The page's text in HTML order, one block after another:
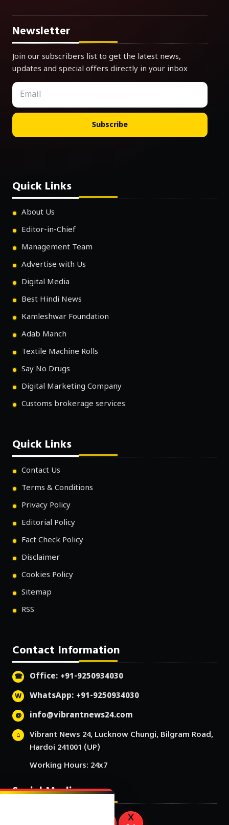
Newsletter
Join our subscribers list to get the latest news,
updates and special offers directly in your inbox
Subscribe
Quick Links
About Us
Editor-in-Chief
Management Team
Advertise with Us
Digital Media
Best Hindi News
Kamleshwar Foundation
Adab Manch
Textile Machine Rolls
Say No Drugs
Digital Marketing Company
Customs brokerage services
Quick Links
Contact Us
Terms & Conditions
Privacy Policy
Editorial Policy
Fact Check Policy
Disclaimer
Cookies Policy
Sitemap
RSS
Contact Information
Office: +91-9250934030
WhatsApp: +91-9250934030
info@vibrantnews24.com
Vibrant News 24, Lucknow Chungi, Bilgram Road,
Hardoi 241001 (UP)
Working Hours: 24x7
Social Media